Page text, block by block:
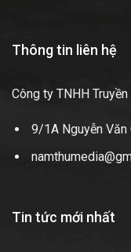
Thông tin liên hệ
Công ty TNHH
9/1A Nguyễn Văn
Tin tức mới nhất